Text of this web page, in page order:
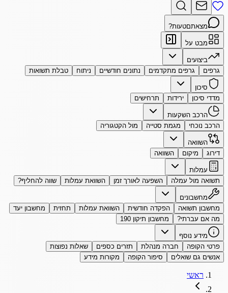
מצאתםטעות?
מבט על
ביצועים
גרפים
גרפים מתקדמים נתונים חודשיים ניתוח טבלת תשואות
סיכון
מדדי סיכון
ירידות תרחישים
הרכב השקעות
הרכב נוכחי
מגמת סטייה מול הקטגוריה
השוואה
דירוג
מיקום השוואה
עמלות
תשואה מול עמלה
השפעה לאורך זמן השוואת עמלות שווה להחליף?
מחשבונים
מחשבון תשואה
הפקדה חודשית השוואת עמלות תחזית
מחשבון יעד
מה אם עברתי?
מחשבון תיקון 190
מידע נוסף
פרטי הקופה
חברה מנהלת תזרים כספים
שאלות נפוצות
אנשים גם שואלים
סיפור הקופה מקורות מידע
ראשי